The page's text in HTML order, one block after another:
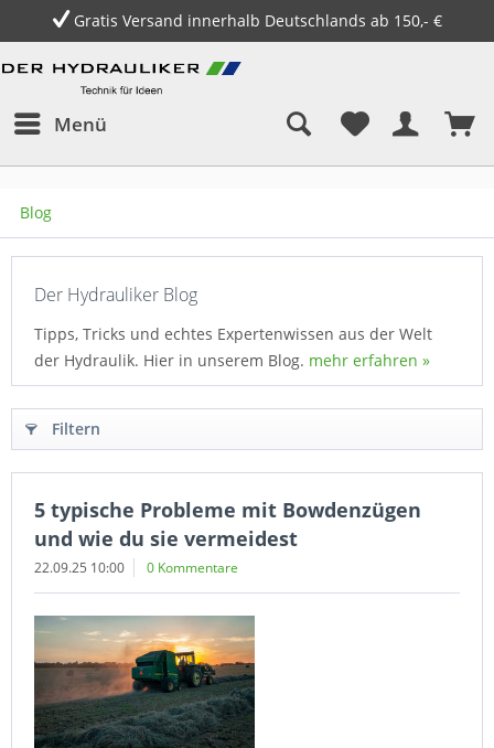
Gratis Versand innerhalb Deutschlands ab 150,- €
Menü
Blog
Der Hydrauliker Blog
Tipps, Tricks und echtes Expertenwissen aus der Welt
der Hydraulik. Hier in unserem Blog. mehr erfahren »
Filtern
5 typische Probleme mit Bowdenzügen
und wie du sie vermeidest
22.09.25 10:00 0 Kommentare